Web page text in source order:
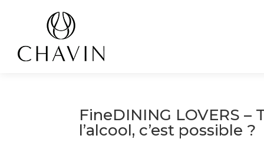
FineDINING LOVERS –
l’alcool, c’est possible ?